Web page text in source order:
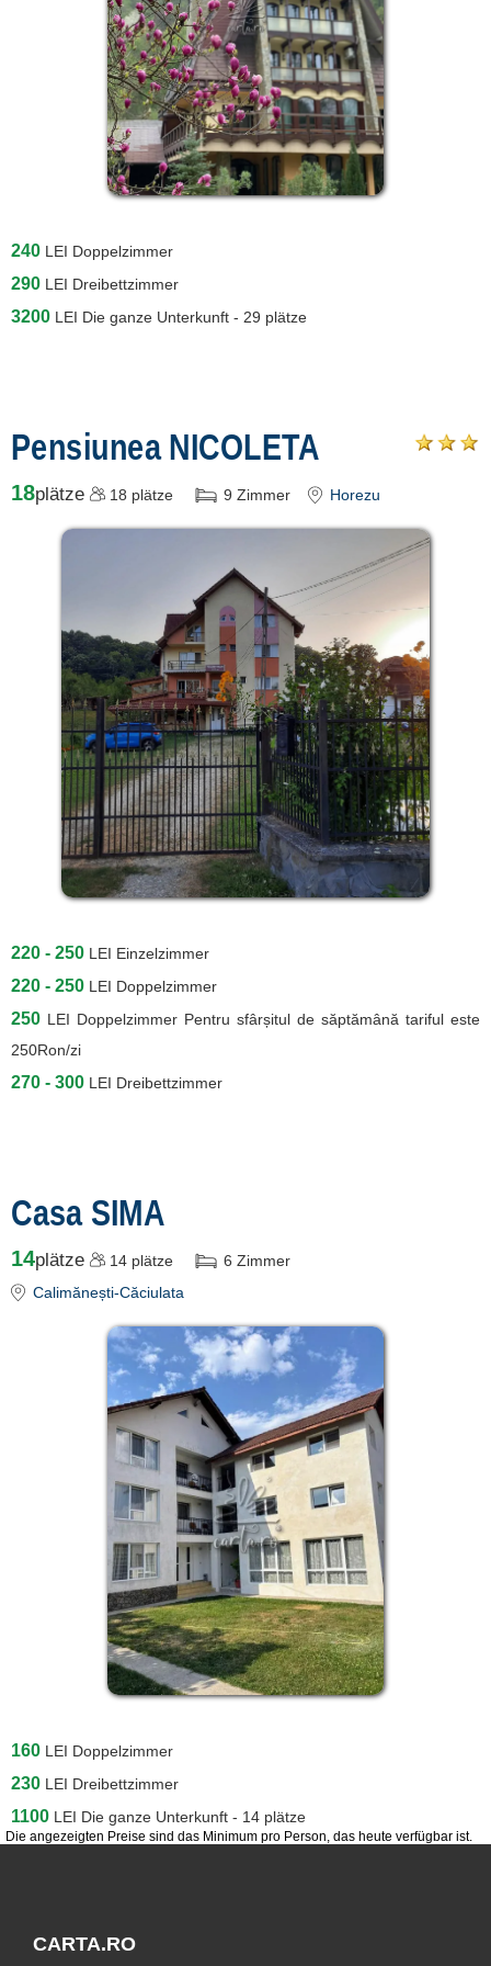
Die angezeigten Preise sind das Minimum pro Person, das heute verfügbar ist.
240 LEI Doppelzimmer
290 LEI Dreibettzimmer
3200 LEI Die ganze Unterkunft - 29 plätze
Pensiunea NICOLETA
18plätze 18 plätze 9 Zimmer Horezu
220 - 250 LEI Einzelzimmer
220 - 250 LEI Doppelzimmer
250 LEI Doppelzimmer Pentru sfârșitul de săptămână tariful este
250Ron/zi
270 - 300 LEI Dreibettzimmer
Casa SIMA
14plätze 14 plätze 6 Zimmer
Calimănești-Căciulata
160 LEI Doppelzimmer
230 LEI Dreibettzimmer
1100 LEI Die ganze Unterkunft - 14 plätze
CARTA.RO